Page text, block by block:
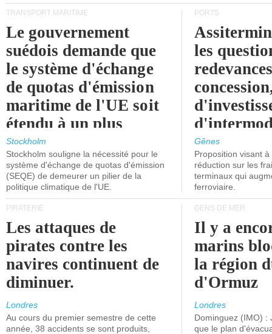
TRANSPORT MARITIME
Le gouvernement
suédois demande que
le système d'échange
de quotas d'émission
maritime de l'UE soit
étendu à un plus
grand nombre de
navires.
Stockholm
Stockholm souligne la nécessité pour le
système d'échange de quotas d'émission
(SEQE) de demeurer un pilier de la
politique climatique de l'UE.
PORTS
les
l'attention
politiciens.
Gênes
Proposition visant
réduction sur les
terminaux qui
ferroviaire.
PIRATERIE
Les attaques de
pirates contre les
navires continuent de
diminuer.
Londres
Au cours du premier semestre de cette
année, 38 accidents se sont produits,
GENS DE MER
Il y a
marins
la région
d'Ormuz
Londres
Dominguez (IMO) :
que le plan